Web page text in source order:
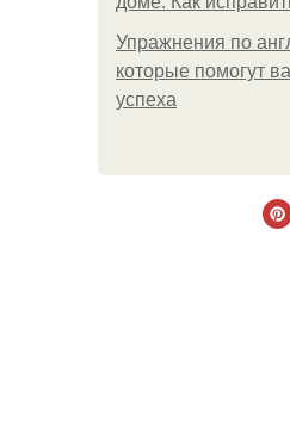
Упражнения по
которые помогут
успеха